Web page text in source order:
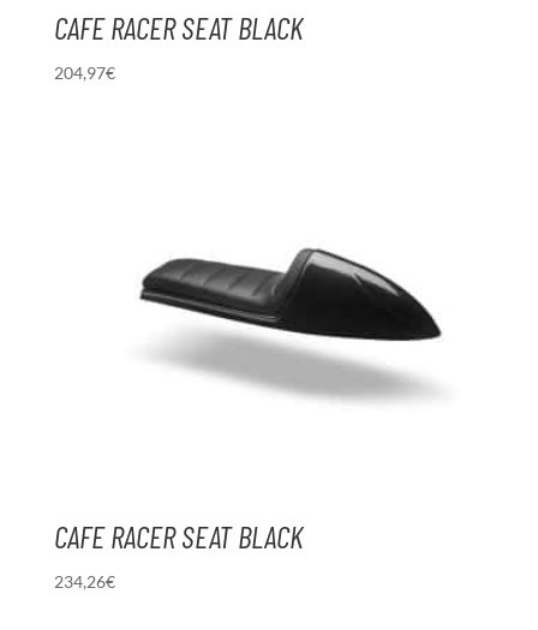
CAFE RACER SEAT BLACK
204,97€
CAFE RACER SEAT BLACK
234,26€